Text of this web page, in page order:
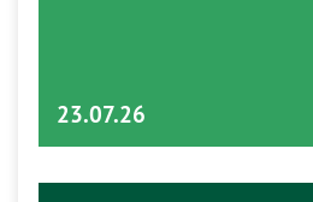
23.07.26